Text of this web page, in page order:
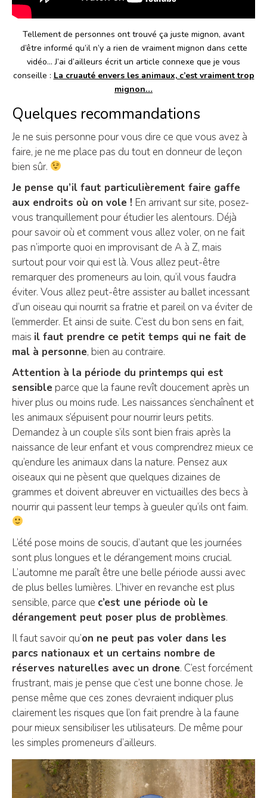
Tellement de personnes ont trouvé ça juste mignon, avant
d’être informé qu’il n’y a rien de vraiment mignon dans cette
vidéo… J’ai d’ailleurs écrit un article connexe que je vous
conseille : La cruauté envers les animaux, c’est vraiment trop
mignon…
Quelques recommandations
Je ne suis personne pour vous dire ce que vous avez à
faire, je ne me place pas du tout en donneur de leçon
bien sûr.
Je pense qu’il faut particulièrement faire gaffe
aux endroits où on vole ! En arrivant sur site, posez-
vous tranquillement pour étudier les alentours. Déjà
pour savoir où et comment vous allez voler, on ne fait
pas n’importe quoi en improvisant de A à Z, mais
surtout pour voir qui est là. Vous allez peut-être
remarquer des promeneurs au loin, qu’il vous faudra
éviter. Vous allez peut-être assister au ballet incessant
d’un oiseau qui nourrit sa fratrie et pareil on va éviter de
l’emmerder. Et ainsi de suite. C’est du bon sens en fait,
mais il faut prendre ce petit temps qui ne fait de
mal à personne, bien au contraire.
Attention à la période du printemps qui est
sensible parce que la faune revît doucement après un
hiver plus ou moins rude. Les naissances s’enchaînent et
les animaux s’épuisent pour nourrir leurs petits.
Demandez à un couple s’ils sont bien frais après la
naissance de leur enfant et vous comprendrez mieux ce
qu’endure les animaux dans la nature. Pensez aux
oiseaux qui ne pèsent que quelques dizaines de
grammes et doivent abreuver en victuailles des becs à
nourrir qui passent leur temps à gueuler qu’ils ont faim.
L’été pose moins de soucis, d’autant que les journées
sont plus longues et le dérangement moins crucial.
L’automne me paraît être une belle période aussi avec
de plus belles lumières. L’hiver en revanche est plus
sensible, parce que c’est une période où le
dérangement peut poser plus de problèmes.
Il faut savoir qu’on ne peut pas voler dans les
parcs nationaux et un certains nombre de
réserves naturelles avec un drone. C’est forcément
frustrant, mais je pense que c’est une bonne chose. Je
pense même que ces zones devraient indiquer plus
clairement les risques que l’on fait prendre à la faune
pour mieux sensibiliser les utilisateurs. De même pour
les simples promeneurs d’ailleurs.